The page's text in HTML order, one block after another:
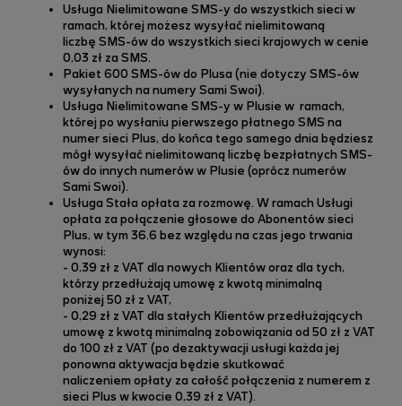
Usługa Nielimitowane SMS-y do wszystkich sieci w
ramach, której możesz wysyłać nielimitowaną
liczbę SMS-ów do wszystkich sieci krajowych w cenie
0,03 zł za SMS.
Pakiet 600 SMS-ów do Plusa (nie dotyczy SMS-ów
wysyłanych na numery Sami Swoi).
Usługa Nielimitowane SMS-y w Plusie w ramach,
której po wysłaniu pierwszego płatnego SMS na
numer sieci Plus, do końca tego samego dnia będziesz
mógł wysyłać nielimitowaną liczbę bezpłatnych SMS-
ów do innych numerów w Plusie (oprócz numerów
Sami Swoi).
Usługa Stała opłata za rozmowę. W ramach Usługi
opłata za połączenie głosowe do Abonentów sieci
Plus, w tym 36.6 bez względu na czas jego trwania
wynosi:
- 0,39 zł z VAT dla nowych Klientów oraz dla tych,
którzy przedłużają umowę z kwotą minimalną
poniżej 50 zł z VAT,
- 0,29 zł z VAT dla stałych Klientów przedłużających
umowę z kwotą minimalną zobowiązania od 50 zł z VAT
do 100 zł z VAT (po dezaktywacji usługi każda jej
ponowna aktywacja będzie skutkować
naliczeniem opłaty za całość połączenia z numerem z
sieci Plus w kwocie 0,39 zł z VAT).